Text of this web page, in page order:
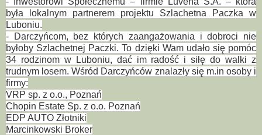
była lokalnym partnerem projektu Szlachetna Paczka w
Luboniu.
- Darczyńcom, bez których zaangażowania i dobroci nie
byłoby Szlachetnej Paczki. To dzięki Wam udało się pomóc
34 rodzinom w Luboniu, dać im radość i siłę do walki z
trudnym losem. Wśród Darczyńców znalazły się m.in osoby i
firmy:
VRP sp. z o.o., Poznań
Chopin Estate Sp. z o.o. Poznań
EDP AUTO Złotniki
Marcinkowski Broker